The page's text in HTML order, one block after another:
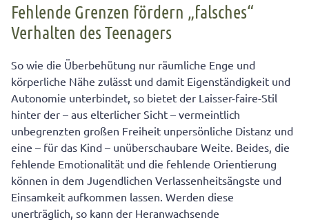
Fehlende Grenzen fördern „falsches“
Verhalten des Teenagers
So wie die Überbehütung nur räumliche Enge und
körperliche Nähe zulässt und damit Eigenständigkeit und
Autonomie unterbindet, so bietet der Laisser-faire-Stil
hinter der – aus elterlicher Sicht – vermeintlich
unbegrenzten großen Freiheit unpersönliche Distanz und
eine – für das Kind – unüberschaubare Weite. Beides, die
fehlende Emotionalität und die fehlende Orientierung
können in dem Jugendlichen Verlassenheitsängste und
Einsamkeit aufkommen lassen. Werden diese
unerträglich, so kann der Heranwachsende